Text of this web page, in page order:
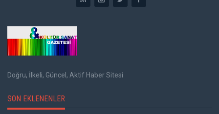
Doğru, İlkeli, Güncel, Aktif Haber Sitesi
SON EKLENENLER